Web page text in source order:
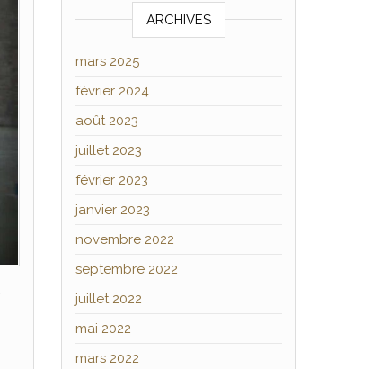
ARCHIVES
mars 2025
février 2024
août 2023
juillet 2023
février 2023
janvier 2023
novembre 2022
septembre 2022
juillet 2022
mai 2022
mars 2022